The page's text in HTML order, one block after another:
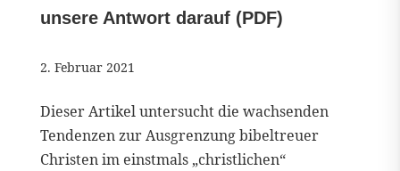
unsere Antwort darauf (PDF)
2. Februar 2021
Dieser Artikel untersucht die wachsenden
Tendenzen zur Ausgrenzung bibeltreuer
Christen im einstmals „christlichen“